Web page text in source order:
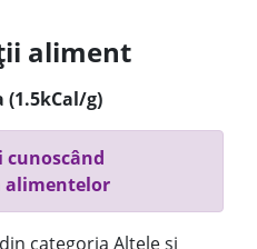
aliment
(1.5kCal/g)
cunoscând
alimentelor
categoria Altele și